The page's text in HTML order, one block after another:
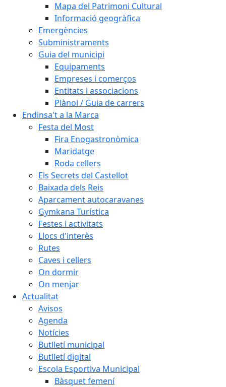
Mapa del Patrimoni Cultural
Informació geogràfica
Emergències
Subministraments
Guia del municipi
Equipaments
Empreses i comerços
Entitats i associacions
Plànol / Guia de carrers
Endinsa't a la Marca
Festa del Most
Fira Enogastronòmica
Maridatge
Roda cellers
Els Secrets del Castellot
Baixada dels Reis
Aparcament autocaravanes
Gymkana Turística
Festes i activitats
Llocs d'interès
Rutes
Caves i cellers
On dormir
On menjar
Actualitat
Avisos
Agenda
Notícies
Butlletí municipal
Butlletí digital
Escola Esportiva Municipal
Bàsquet femení